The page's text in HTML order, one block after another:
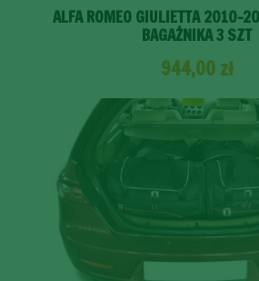
ALFA ROMEO GIULIETTA 2010-
BAGAŻNIKA 3 SZT
944,00 zł